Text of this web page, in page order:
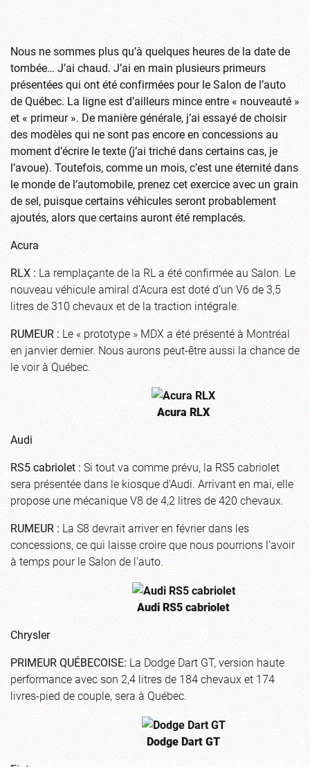
Nous ne sommes plus qu’à quelques heures de la date de
tombée… J’ai chaud. J’ai en main plusieurs primeurs
présentées qui ont été confirmées pour le Salon de l’auto
de Québec. La ligne est d’ailleurs mince entre « nouveauté »
et « primeur ». De manière générale, j’ai essayé de choisir
des modèles qui ne sont pas encore en concessions au
moment d’écrire le texte (j’ai triché dans certains cas, je
l’avoue). Toutefois, comme un mois, c’est une éternité dans
le monde de l’automobile, prenez cet exercice avec un grain
de sel, puisque certains véhicules seront probablement
ajoutés, alors que certains auront été remplacés.
Acura
RLX :La remplaçante de la RL a été confirmée au Salon. Le
nouveau véhicule amiral d’Acura est doté d’un V6 de 3,5
litres de 310 chevaux et de la traction intégrale.
RUMEUR :Le « prototype » MDX a été présenté à Montréal
en janvier dernier. Nous aurons peut-être aussi la chance de
le voir à Québec.
Acura RLX
Audi
RS5 cabriolet : Si tout va comme prévu, la RS5 cabriolet
sera présentée dans le kiosque d’Audi. Arrivant en mai, elle
propose une mécanique V8 de 4,2 litres de 420 chevaux.
RUMEUR :La S8 devrait arriver en février dans les
concessions, ce qui laisse croire que nous pourrions l’avoir
à temps pour le Salon de l’auto.
Audi RS5 cabriolet
Chrysler
PRIMEUR QUÉBECOISE:La Dodge Dart GT, version haute
performance avec son 2,4 litres de 184 chevaux et 174
livres-pied de couple, sera à Québec.
Dodge Dart GT